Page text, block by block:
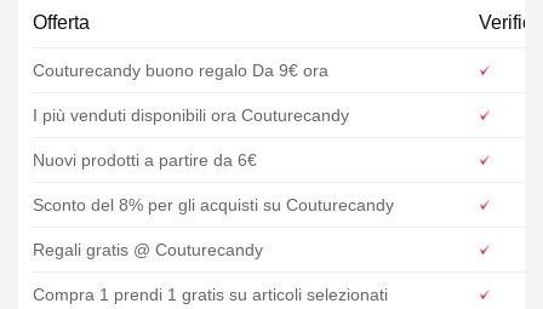
Offerta
Couturecandy buono regalo Da 9€ ora
I più venduti disponibili ora Couturecandy
Nuovi prodotti a partire da 6€
Sconto del 8% per gli acquisti su Couturecandy
Regali gratis @ Couturecandy
Compra 1 prendi 1 gratis su articoli selezionati